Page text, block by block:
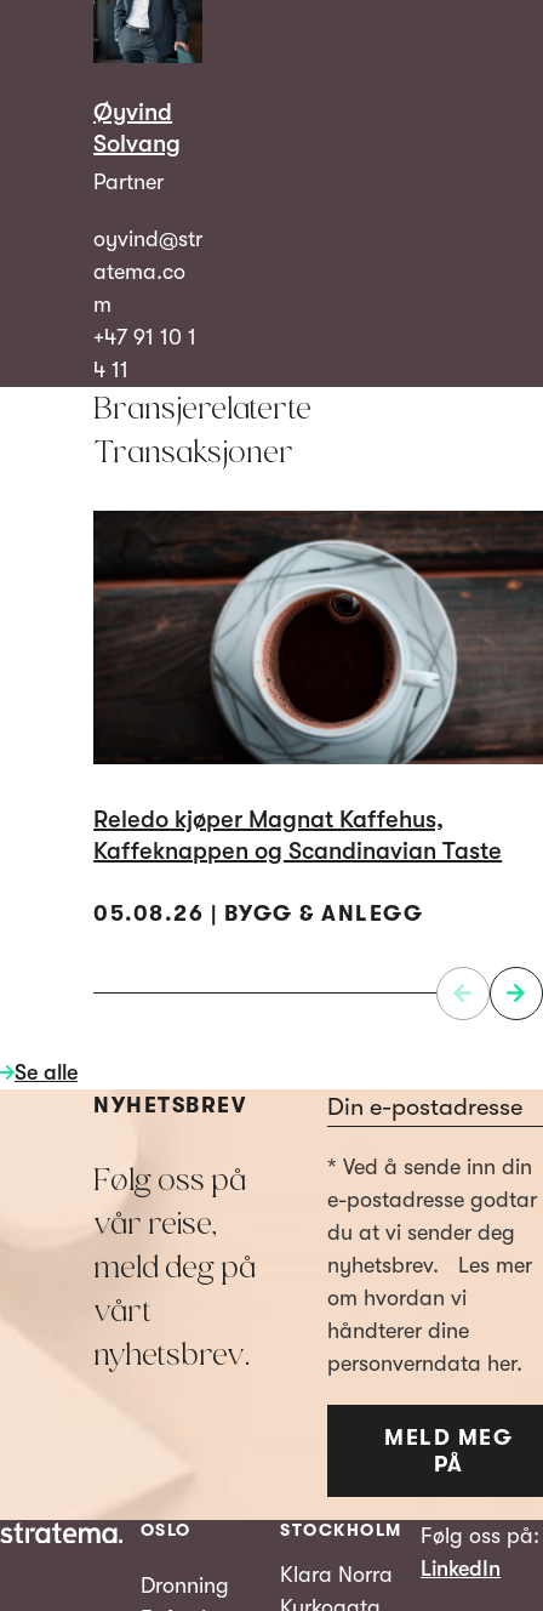
Øyvind
Solvang
Partner
oyvind@str
atema.co
m
+47 91 10 1
4 11
Bransjerelaterte
Transaksjoner
Reledo kjøper Magnat Kaffehus,
Kaffeknappen og Scandinavian Taste
05.08.26 | BYGG & ANLEGG
Se alle
NYHETSBREV
Følg oss på
vår reise,
meld deg på
vårt
nyhetsbrev.
Section
* Ved å sende inn din
e-postadresse godtar
du at vi sender deg
nyhetsbrev. Les mer
om hvordan vi
håndterer dine
personverndata her.
MELD MEG
PÅ
OSLO
Dronning
STOCKHOLM
Klara Norra
Følg oss på:
LinkedIn